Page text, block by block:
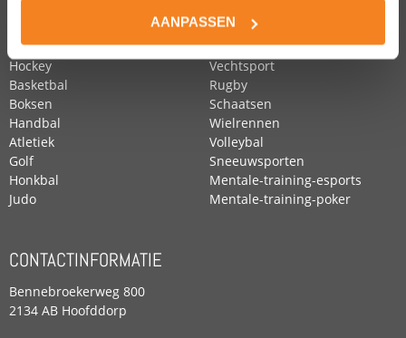
AANPASSEN
Paardensport
Hockey
Basketbal
Boksen
Handbal
Atletiek
Golf
Honkbal
Judo
Tennis
Turnen
Vechtsport
Rugby
Schaatsen
Wielrennen
Volleybal
Sneeuwsporten
Mentale-training-esports
Mentale-training-poker
CONTACTINFORMATIE
Bennebroekerweg 800
2134 AB Hoofddorp